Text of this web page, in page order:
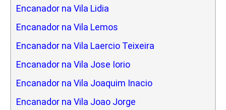
Encanador na Vila Lidia
Encanador na Vila Lemos
Encanador na Vila Laercio Teixeira
Encanador na Vila Jose Iorio
Encanador na Vila Joaquim Inacio
Encanador na Vila Joao Jorge